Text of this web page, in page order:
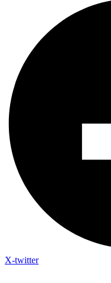
X-twitter